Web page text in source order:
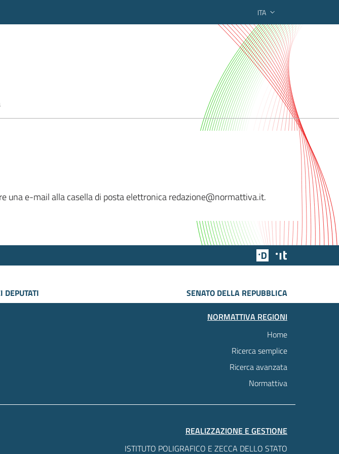
ITA
ricerca federato regionale
e-mail alla casella di posta elettronica redazione@normattiva.it.
Team Digitale
DEPUTATI
SENATO DELLA REPUBBLICA
NORMATTIVA REGIONI
Home
Ricerca semplice
Ricerca avanzata
Normattiva
REALIZZAZIONE E GESTIONE
ISTITUTO POLIGRAFICO E ZECCA DELLO STATO